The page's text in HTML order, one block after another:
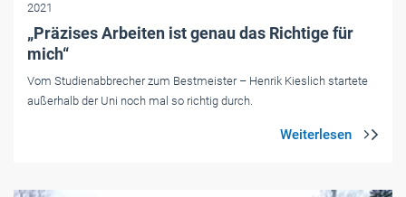
2021
„Präzises Arbeiten ist genau das Richtige für
mich“
Vom Studienabbrecher zum Bestmeister – Henrik Kieslich startete
außerhalb der Uni noch mal so richtig durch.